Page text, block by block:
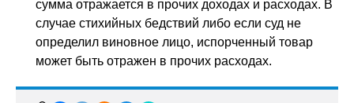
сумма отражается в прочих доходах и расходах. В
случае стихийных бедствий либо если суд не
определил виновное лицо, испорченный товар
может быть отражен в прочих расходах.